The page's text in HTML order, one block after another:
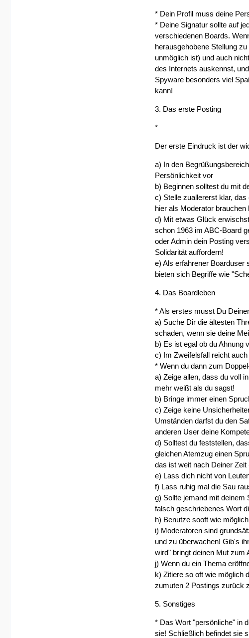
* Dein Profil muss deine
* Deine Signatur sollte auf
verschiedenen Boards.
herausgehobene Stellung
unmöglich ist) und auch
des Internets auskennst,
Spyware besonders viel
kann!
3. Das erste Posting
*
Der erste Eindruck ist der
a) In den
Persönlichkeit vor
b) Beginnen solltest du mit
c) Stelle zuallererst klar,
hier als Moderator
d) Mit etwas Glück
schon 1963 im ABC-Board
oder Admin dein Posting
Solidarität auffordern!
e) Als erfahrener Boarduser
bieten sich Begriffe wie
4. Das Boardleben
* Als erstes musst Du
a) Suche Dir die ältesten
schaden, wenn sie deine
b) Es ist egal ob du Ahnung
c) Im Zweifelsfall reicht
* Wenn du dann zum
a) Zeige allen, dass du voll
mehr weißt als du sagst!
b) Bringe immer einen
c) Zeige keine
Umständen darfst du den
anderen User deine
d) Solltest du feststellen,
gleichen Atemzug einen
das ist weit nach Deiner Zeit
e) Lass dich nicht von
f) Lass ruhig mal die Sau
g) Sollte jemand mit deinem
falsch geschriebenes Wort
h) Benutze sooft wie
i) Moderatoren sind
und zu überwachen! Gib's
wird" bringt deinen Mut zum
j) Wenn du ein Thema
k) Zitiere so oft wie möglich
zumuten 2 Postings zurück
5. Sonstiges
* Das Wort "persönliche" in
sie! Schließlich befindet sie